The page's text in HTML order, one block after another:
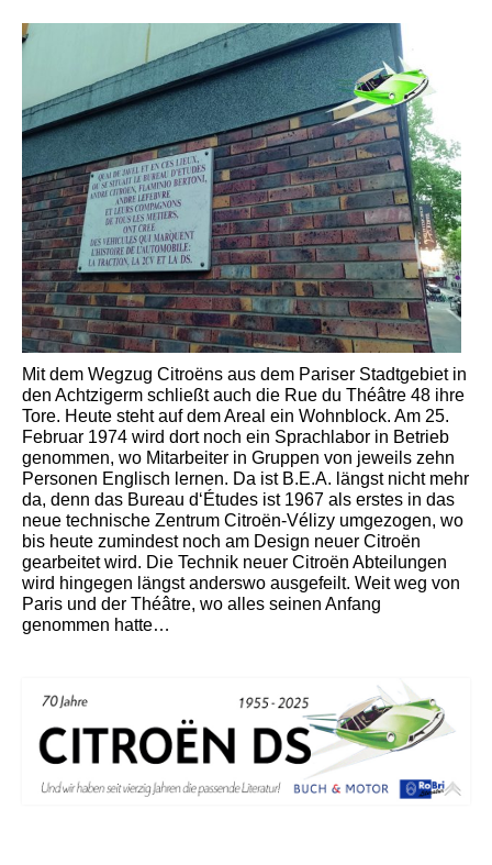
Mit dem Wegzug Citroëns aus dem Pariser Stadtgebiet in
den Achtzigerm schließt auch die Rue du Théâtre 48 ihre
Tore. Heute steht auf dem Areal ein Wohnblock. Am 25.
Februar 1974 wird dort noch ein Sprachlabor in Betrieb
genommen, wo Mitarbeiter in Gruppen von jeweils zehn
Personen Englisch lernen. Da ist B.E.A. längst nicht mehr
da, denn das Bureau d‘Études ist 1967 als erstes in das
neue technische Zentrum Citroën-Vélizy umgezogen, wo
bis heute zumindest noch am Design neuer Citroën
gearbeitet wird. Die Technik neuer Citroën Abteilungen
wird hingegen längst anderswo ausgefeilt. Weit weg von
Paris und der Théâtre, wo alles seinen Anfang
genommen hatte…